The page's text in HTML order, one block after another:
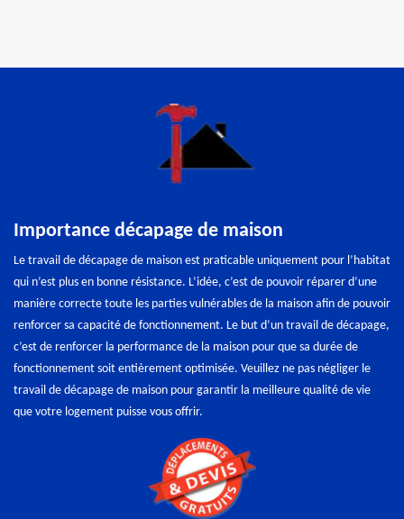
Importance décapage de maison
Le travail de décapage de maison est praticable uniquement pour l’habitat
qui n’est plus en bonne résistance. L’idée, c’est de pouvoir réparer d’une
manière correcte toute les parties vulnérables de la maison afin de pouvoir
renforcer sa capacité de fonctionnement. Le but d’un travail de décapage,
c’est de renforcer la performance de la maison pour que sa durée de
fonctionnement soit entièrement optimisée. Veuillez ne pas négliger le
travail de décapage de maison pour garantir la meilleure qualité de vie
que votre logement puisse vous offrir.